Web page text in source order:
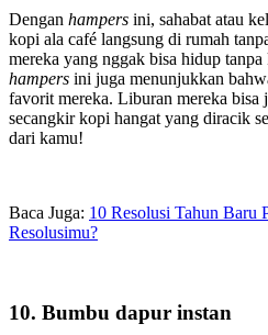
Dengan hampers ini, sahabat atau
kopi ala café langsung di rumah
mereka yang nggak bisa hidup
hampers ini juga menunjukkan
favorit mereka. Liburan mereka bisa
secangkir kopi hangat yang diracik
dari kamu!
Baca Juga: 10 Resolusi Tahun Baru
Resolusimu?
10. Bumbu dapur instan